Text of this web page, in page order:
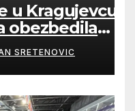
u Kragujevcu
obezbedila
SRETENOVIC